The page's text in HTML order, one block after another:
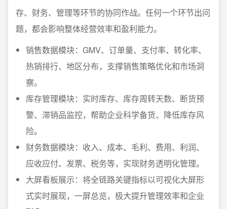
存、财务、管理等环节的协同作战。任何一个环节出问
题，都会影响整体经营效率和盈利能力。
销售数据模块：GMV、订单量、支付率、转化率、
热销排行、地区分布，支撑销售策略优化和市场洞
察。
库存管理模块：实时库存、库存周转天数、断货预
警、滞销品监控，帮助企业科学备货、降低库存风
险。
财务数据模块：收入、成本、毛利、费用、利润、
应收应付、发票、税务等，实现财务透明化管理。
大屏看板展示：将全链路关键指标以可视化大屏形
式实时展现，一屏总览，极大提升管理效率和企业